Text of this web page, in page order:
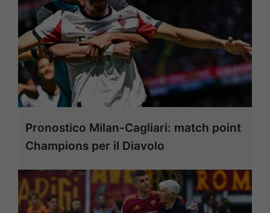
Pronostico Milan-Cagliari: match point
Champions per il Diavolo